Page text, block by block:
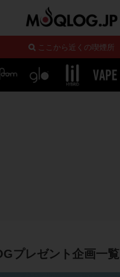
ここから近くの喫煙所
プレゼント企画一覧